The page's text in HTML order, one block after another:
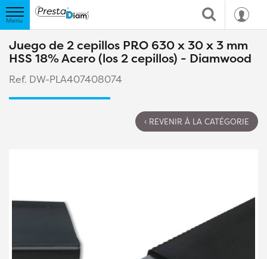
Juego de 2 cepillos PRO 630 x 30 x 3 mm
HSS 18% Acero (los 2 cepillos) - Diamwood
Ref. DW-PLA407408074
‹ REVENIR À LA CATÉGORIE